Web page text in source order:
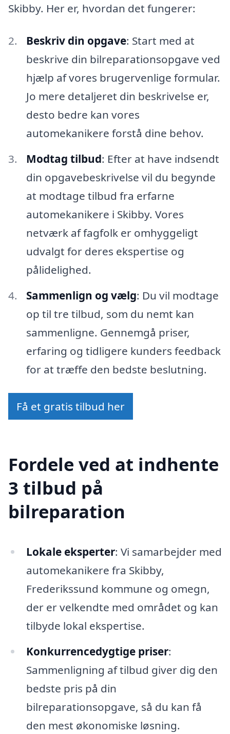
Skibby. Her er, hvordan det fungerer:
Beskriv din opgave: Start med at
beskrive din bilreparationsopgave ved
hjælp af vores brugervenlige formular.
Jo mere detaljeret din beskrivelse er,
desto bedre kan vores
automekanikere forstå dine behov.
Modtag tilbud: Efter at have indsendt
din opgavebeskrivelse vil du begynde
at modtage tilbud fra erfarne
automekanikere i Skibby. Vores
netværk af fagfolk er omhyggeligt
udvalgt for deres ekspertise og
pålidelighed.
Sammenlign og vælg: Du vil modtage
op til tre tilbud, som du nemt kan
sammenligne. Gennemgå priser,
erfaring og tidligere kunders feedback
for at træffe den bedste beslutning.
Få et gratis tilbud her
Fordele ved at indhente
3 tilbud på
bilreparation
Lokale eksperter: Vi samarbejder med
automekanikere fra Skibby,
Frederikssund kommune og omegn,
der er velkendte med området og kan
tilbyde lokal ekspertise.
Konkurrencedygtige priser:
Sammenligning af tilbud giver dig den
bedste pris på din
bilreparationsopgave, så du kan få
den mest økonomiske løsning.